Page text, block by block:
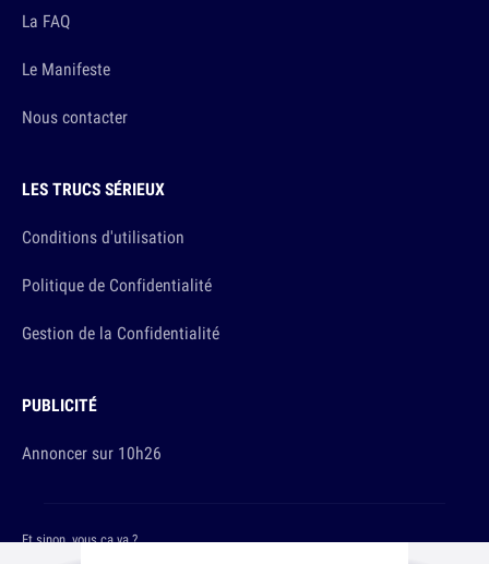
La FAQ
Le Manifeste
Nous contacter
LES TRUCS SÉRIEUX
Conditions d'utilisation
Politique de Confidentialité
Gestion de la Confidentialité
PUBLICITÉ
Annoncer sur 10h26
Et sinon, vous ça va ?